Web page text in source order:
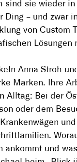
sind sie wieder in
Ding – und zwar
von Custom
Lösungen
Anna Stroh
Marken. Ihre
Alltag: Bei der
oder dem
ankommt und